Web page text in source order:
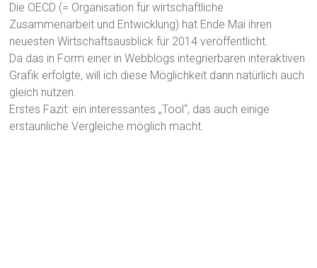
Die OECD (= Organisation für wirtschaftliche
Zusammenarbeit und Entwicklung) hat Ende Mai ihren
neuesten Wirtschaftsausblick für 2014 veröffentlicht.
Da das in Form einer in Webblogs integrierbaren interaktiven
Grafik erfolgte, will ich diese Möglichkeit dann natürlich auch
gleich nutzen.
Erstes Fazit: ein interessantes „Tool“, das auch einige
erstaunliche Vergleiche möglich macht.